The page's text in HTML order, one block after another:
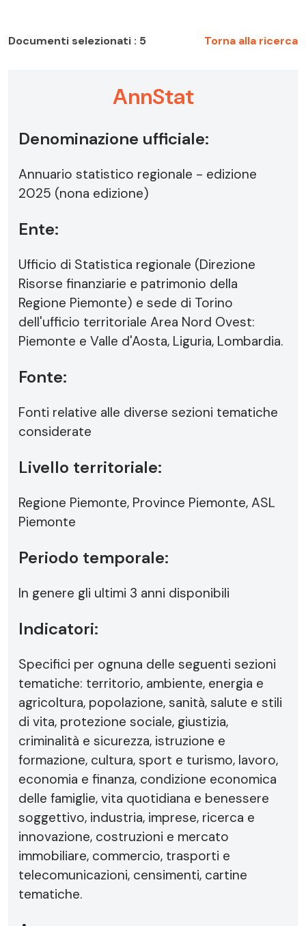
Documenti selezionati : 5 Torna alla ricerca
AnnStat
Denominazione ufficiale:
Annuario statistico regionale - edizione
2025 (nona edizione)
Ente:
Ufficio di Statistica regionale (Direzione
Risorse finanziarie e patrimonio della
Regione Piemonte) e sede di Torino
dell'ufficio territoriale Area Nord Ovest:
Piemonte e Valle d'Aosta, Liguria, Lombardia.
Fonte:
Fonti relative alle diverse sezioni tematiche
considerate
Livello territoriale:
Regione Piemonte, Province Piemonte, ASL
Piemonte
Periodo temporale:
In genere gli ultimi 3 anni disponibili
Indicatori:
Specifici per ognuna delle seguenti sezioni
tematiche: territorio, ambiente, energia e
agricoltura, popolazione, sanità, salute e stili
di vita, protezione sociale, giustizia,
criminalità e sicurezza, istruzione e
formazione, cultura, sport e turismo, lavoro,
economia e finanza, condizione economica
delle famiglie, vita quotidiana e benessere
soggettivo, industria, imprese, ricerca e
innovazione, costruzioni e mercato
immobiliare, commercio, trasporti e
telecomunicazioni, censimenti, cartine
tematiche.